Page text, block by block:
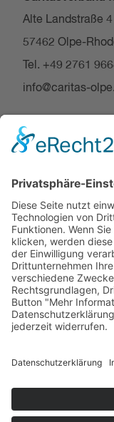
Alte Landstraße 4
57462 Olpe-
Tel. +49 2761
info@caritas-
Über uns
Spende &
Hilfe & Beratung
Startseite
Caritas
Impressum
Datenschutz